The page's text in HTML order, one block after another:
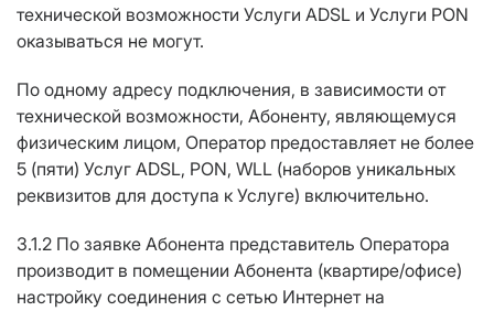
технической возможности Услуги ADSL и Услуги PON
оказываться не могут.
По одному адресу подключения, в зависимости от
технической возможности, Абоненту, являющемуся
физическим лицом, Оператор предоставляет не более
5 (пяти) Услуг ADSL, PON, WLL (наборов уникальных
реквизитов для доступа к Услуге) включительно.
3.1.2 По заявке Абонента представитель Оператора
производит в помещении Абонента (квартире/офисе)
настройку соединения с сетью Интернет на